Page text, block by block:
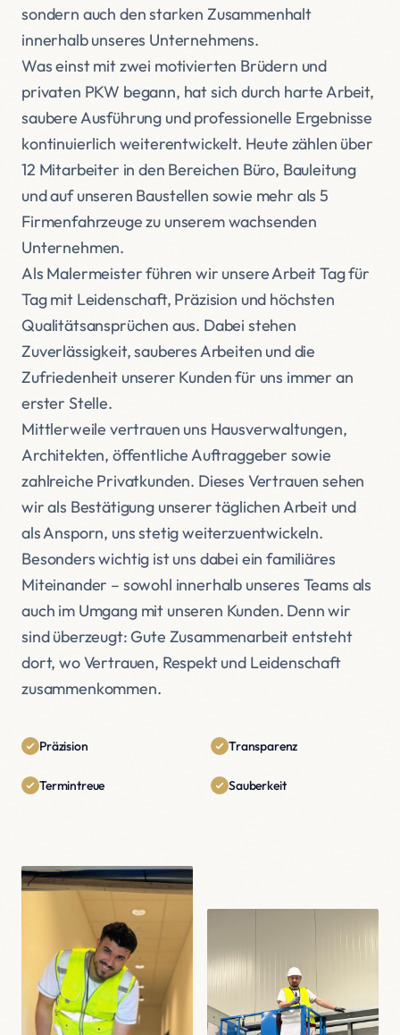
sondern auch den starken Zusammenhalt
innerhalb unseres Unternehmens.
Was einst mit zwei motivierten Brüdern und
privaten PKW begann, hat sich durch harte Arbeit,
saubere Ausführung und professionelle Ergebnisse
kontinuierlich weiterentwickelt. Heute zählen über
12 Mitarbeiter in den Bereichen Büro, Bauleitung
und auf unseren Baustellen sowie mehr als 5
Firmenfahrzeuge zu unserem wachsenden
Unternehmen.
Als Malermeister führen wir unsere Arbeit Tag für
Tag mit Leidenschaft, Präzision und höchsten
Qualitätsansprüchen aus. Dabei stehen
Zuverlässigkeit, sauberes Arbeiten und die
Zufriedenheit unserer Kunden für uns immer an
erster Stelle.
Mittlerweile vertrauen uns Hausverwaltungen,
Architekten, öffentliche Auftraggeber sowie
zahlreiche Privatkunden. Dieses Vertrauen sehen
wir als Bestätigung unserer täglichen Arbeit und
als Ansporn, uns stetig weiterzuentwickeln.
Besonders wichtig ist uns dabei ein familiäres
Miteinander – sowohl innerhalb unseres Teams als
auch im Umgang mit unseren Kunden. Denn wir
sind überzeugt: Gute Zusammenarbeit entsteht
dort, wo Vertrauen, Respekt und Leidenschaft
zusammenkommen.
Präzision Transparenz
Termintreue Sauberkeit